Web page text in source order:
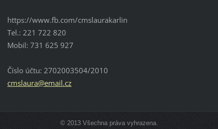
https://www.fb.com/cmslaurakarlin
Tel.: 221 722 820
Mobil: 731 625 927
Číslo účtu: 2702003504/2010
cmslaura@email.cz
© 2013 Všechna práva vyhrazena.